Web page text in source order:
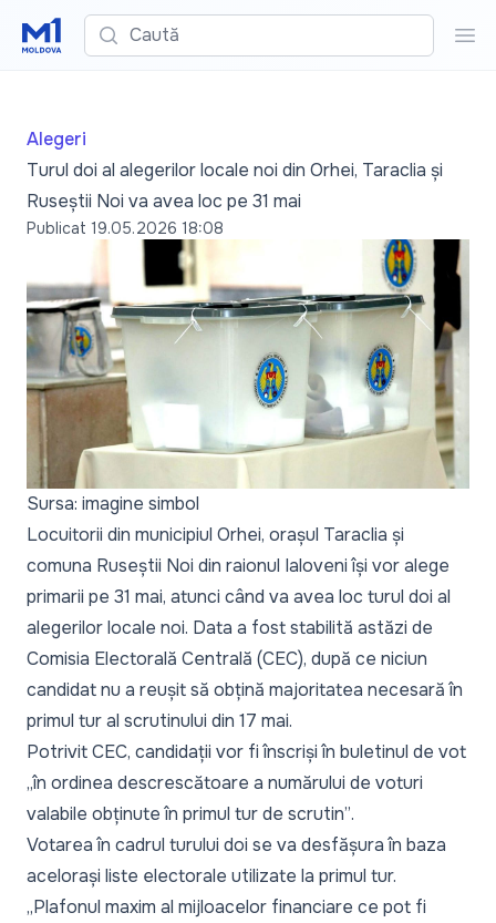
Caută
Alegeri
Turul doi al alegerilor locale noi din Orhei, Taraclia și
Ruseștii Noi va avea loc pe 31 mai
Publicat 19.05.2026 18:08
Sursa: imagine simbol
Locuitorii din municipiul Orhei, orașul Taraclia și
comuna Ruseștii Noi din raionul Ialoveni își vor alege
primarii pe 31 mai, atunci când va avea loc turul doi al
alegerilor locale noi. Data a fost stabilită astăzi de
Comisia Electorală Centrală (CEC), după ce niciun
candidat nu a reușit să obțină majoritatea necesară în
primul tur al scrutinului din 17 mai.
Potrivit CEC, candidații vor fi înscriși în buletinul de vot
„în ordinea descrescătoare a numărului de voturi
valabile obținute în primul tur de scrutin”.
Votarea în cadrul turului doi se va desfășura în baza
acelorași liste electorale utilizate la primul tur.
„Plafonul maxim al mijloacelor financiare ce pot fi